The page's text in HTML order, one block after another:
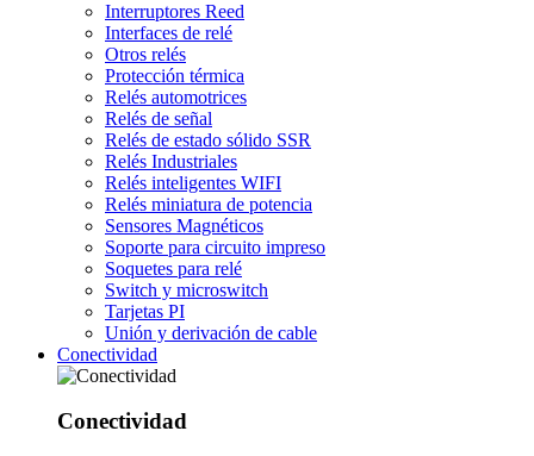
Interruptores Reed
Interfaces de relé
Otros relés
Protección térmica
Relés automotrices
Relés de señal
Relés de estado sólido SSR
Relés Industriales
Relés inteligentes WIFI
Relés miniatura de potencia
Sensores Magnéticos
Soporte para circuito impreso
Soquetes para relé
Switch y microswitch
Tarjetas PI
Unión y derivación de cable
Conectividad
Conectividad